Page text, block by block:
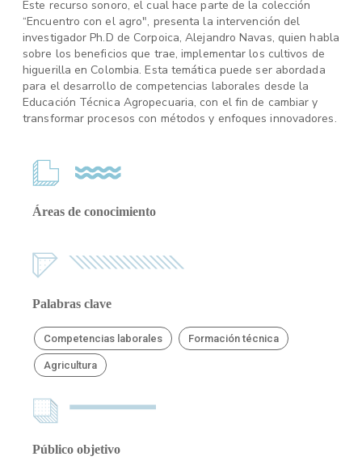
Este recurso sonoro, el cual hace parte de la colección
“Encuentro con el agro", presenta la intervención del
investigador Ph.D de Corpoica, Alejandro Navas, quien habla
sobre los beneficios que trae, implementar los cultivos de
higuerilla en Colombia. Esta temática puede ser abordada
para el desarrollo de competencias laborales desde la
Educación Técnica Agropecuaria, con el fin de cambiar y
transformar procesos con métodos y enfoques innovadores.
Áreas de conocimiento
Palabras clave
Competencias laborales Formación técnica
Agricultura
Público objetivo